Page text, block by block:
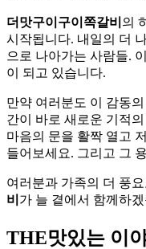
더맛구이구이쪽갈비 의
시작됩니다. 내일의 더
으로 나아가는 사람들.
이 되고 있습니다.
만약 여러분도 이 감동
간이 바로 새로운 기적
마음의 문을 활짝 열고
들어보세요. 그리고 그
여러분과 가족의 더 풍
비 가 늘 곁에서 함께하
THE맛있는 이야